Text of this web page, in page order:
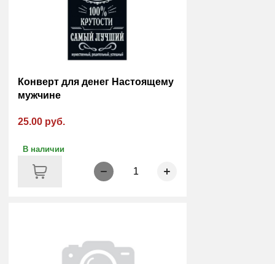
Конверт для денег Настоящему
мужчине
25.00 руб.
В наличии
1